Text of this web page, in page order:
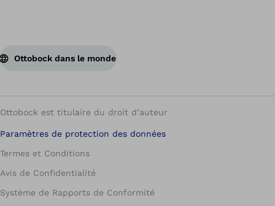
Ottobock dans le monde
Ottobock est titulaire du droit d’auteur
Paramètres de protection des données
Termes et Conditions
Avis de Confidentialité
Système de Rapports de Conformité